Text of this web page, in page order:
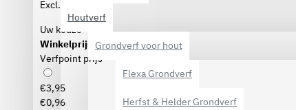
Houtverf
Grondverf voor hout
Flexa Grondverf
Herfst & Helder Grondverf
Excl. BTW: €0,79
Uw keuze
Winkelprijs
Verfpoint prijs
€3,95
€0,96